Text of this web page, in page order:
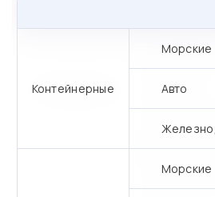
Контейнерные
Морские
Авто
Морские